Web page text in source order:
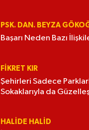
PSK. DAN. BEYZA
Başarı Neden Bazı
FIKRET KIR
Şehirleri Sadece
Sokaklarıyla da
HALIDE HALID